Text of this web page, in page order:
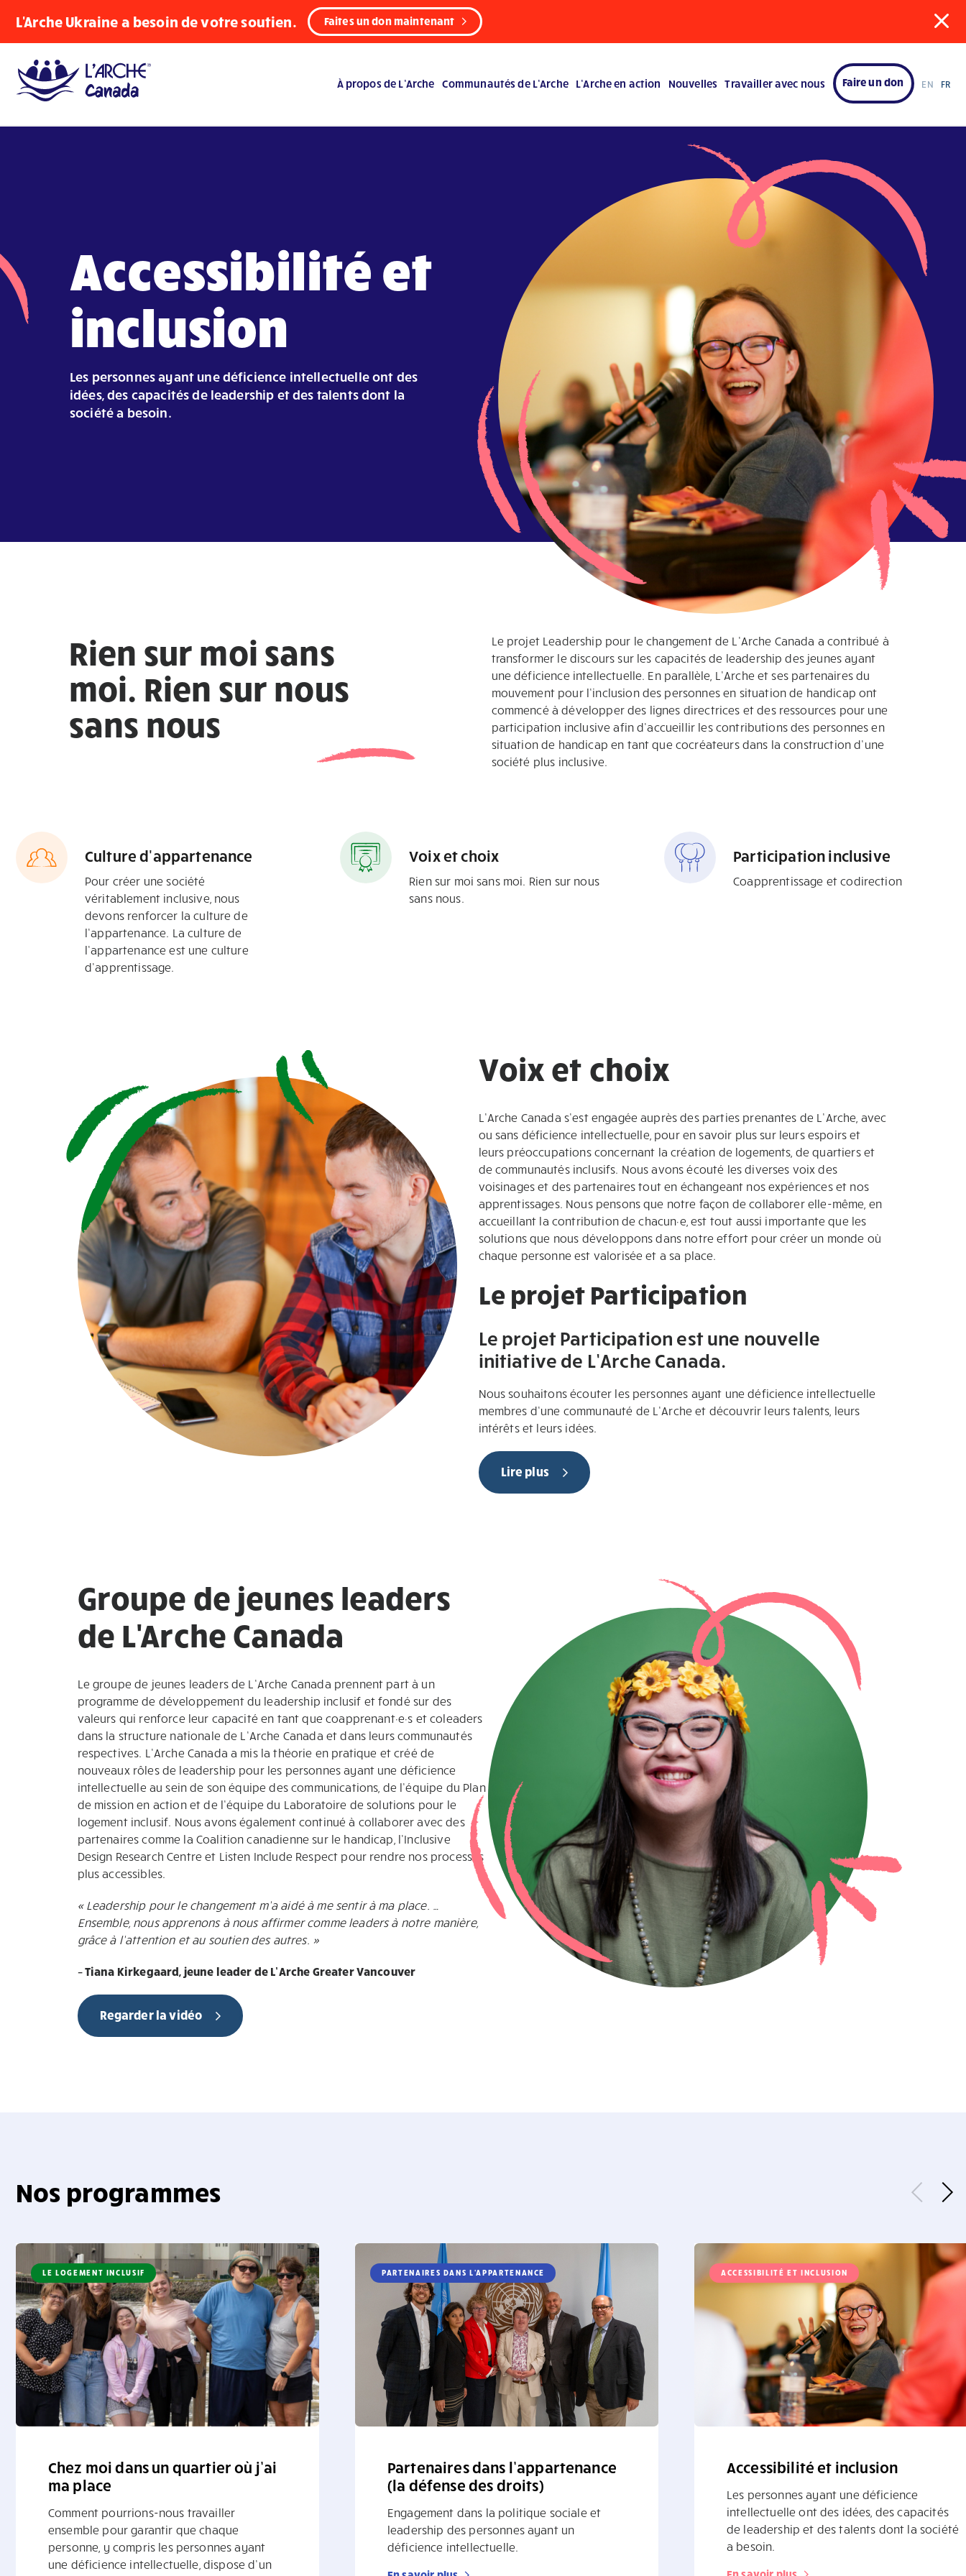
L'Arche Ukraine a besoin de votre soutien. Faites un don maintenant
À propos de L’Arche Communautés de L’Arche L’Arche en action Nouvelles Travailler avec nous Faire un don EN FR
Accessibilité et
inclusion
Les personnes ayant une déficience intellectuelle ont des
idées, des capacités de leadership et des talents dont la
société a besoin.
Rien sur moi sans
moi. Rien sur nous
sans nous
Le projet Leadership pour le changement de L’Arche Canada a contribué à
transformer le discours sur les capacités de leadership des jeunes ayant
une déficience intellectuelle. En parallèle, L’Arche et ses partenaires du
mouvement pour l’inclusion des personnes en situation de handicap ont
commencé à développer des lignes directrices et des ressources pour une
participation inclusive afin d’accueillir les contributions des personnes en
situation de handicap en tant que cocréateurs dans la construction d’une
société plus inclusive.
Culture d'appartenance
Pour créer une société
véritablement inclusive, nous
devons renforcer la culture de
l’appartenance. La culture de
l’appartenance est une culture
d’apprentissage.
Voix et choix
Rien sur moi sans moi. Rien sur nous
sans nous.
Participation inclusive
Coapprentissage et codirection
Voix et choix
L’Arche Canada s’est engagée auprès des parties prenantes de L’Arche, avec
ou sans déficience intellectuelle, pour en savoir plus sur leurs espoirs et
leurs préoccupations concernant la création de logements, de quartiers et
de communautés inclusifs. Nous avons écouté les diverses voix des
voisinages et des partenaires tout en échangeant nos expériences et nos
apprentissages. Nous pensons que notre façon de collaborer elle-même, en
accueillant la contribution de chacun·e, est tout aussi importante que les
solutions que nous développons dans notre effort pour créer un monde où
chaque personne est valorisée et a sa place.
Le projet Participation
Le projet Participation est une nouvelle
initiative de L’Arche Canada.
Nous souhaitons écouter les personnes ayant une déficience intellectuelle
membres d’une communauté de L’Arche et découvrir leurs talents, leurs
intérêts et leurs idées.
Lire plus
Groupe de jeunes leaders
de L'Arche Canada
Le groupe de jeunes leaders de L’Arche Canada prennent part à un
programme de développement du leadership inclusif et fondé sur des
valeurs qui renforce leur capacité en tant que coapprenant·e·s et coleaders
dans la structure nationale de L’Arche Canada et dans leurs communautés
respectives. L’Arche Canada a mis la théorie en pratique et créé de
nouveaux rôles de leadership pour les personnes ayant une déficience
intellectuelle au sein de son équipe des communications, de l’équipe du Plan
de mission en action et de l’équipe du Laboratoire de solutions pour le
logement inclusif. Nous avons également continué à collaborer avec des
partenaires comme la Coalition canadienne sur le handicap, l’Inclusive
Design Research Centre et Listen Include Respect pour rendre nos processus
plus accessibles.
« Leadership pour le changement m’a aidé à me sentir à ma place. …
Ensemble, nous apprenons à nous affirmer comme leaders à notre manière,
grâce à l’attention et au soutien des autres. »
– Tiana Kirkegaard, jeune leader de L’Arche Greater Vancouver
Regarder la vidéo
Nos programmes
LE LOGEMENT INCLUSIF
Chez moi dans un quartier où j’ai
ma place
Comment pourrions-nous travailler
ensemble pour garantir que chaque
personne, y compris les personnes ayant
une déficience intellectuelle, dispose d’un
PARTENAIRES DANS L'APPARTENANCE
Partenaires dans l’appartenance
(la défense des droits)
Engagement dans la politique sociale et
leadership des personnes ayant un
déficience intellectuelle.
ACCESSIBILITÉ ET INCLUSION
Accessibilité et inclusion
Les personnes ayant une déficience
intellectuelle ont des idées, des capacités
de leadership et des talents dont la société
a besoin.